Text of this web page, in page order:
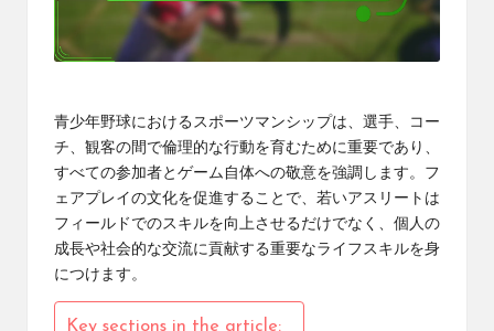
青少年野球におけるスポーツマンシップは、選手、コー
チ、観客の間で倫理的な行動を育むために重要であり、
すべての参加者とゲーム自体への敬意を強調します。フ
ェアプレイの文化を促進することで、若いアスリートは
フィールドでのスキルを向上させるだけでなく、個人の
成長や社会的な交流に貢献する重要なライフスキルを身
につけます。
Key sections in the article: